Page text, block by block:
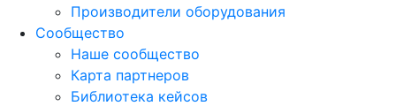
Производители оборудования
Сообщество
Наше сообщество
Карта партнеров
Библиотека кейсов